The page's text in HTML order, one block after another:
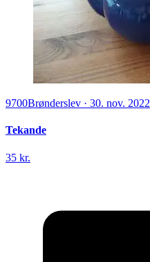
9700Brønderslev · 30. nov. 2022
Tekande
35 kr.